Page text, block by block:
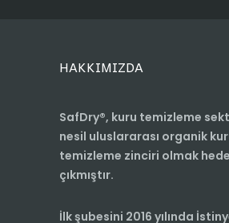
HAKKIMIZDA
SafDry®, kuru temizleme
nesil uluslararası organik
temizleme zinciri olmak
çıkmıştır.
İlk şubesini 2016 yılında